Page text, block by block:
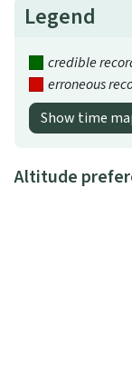
Legend
credible
erroneous
Show time
Altitude